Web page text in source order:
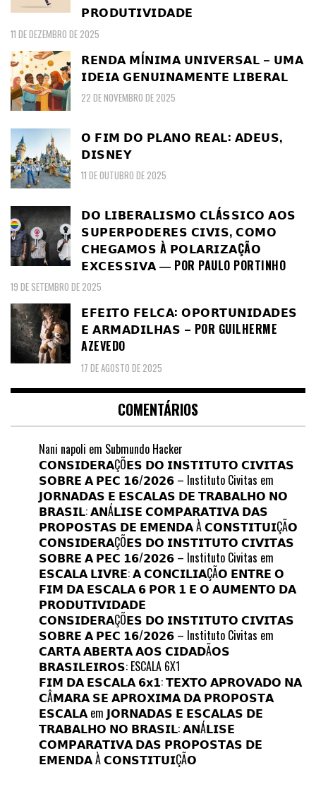
𝗣𝗥𝗢𝗗𝗨𝗧𝗜𝗩𝗜𝗗𝗔𝗗𝗘
11 DE DEZEMBRO DE 2025
𝗥𝗘𝗡𝗗𝗔 𝗠Í𝗡𝗜𝗠𝗔 𝗨𝗡𝗜𝗩𝗘𝗥𝗦𝗔𝗟 – 𝗨𝗠𝗔
𝗜𝗗𝗘𝗜𝗔 𝗚𝗘𝗡𝗨𝗜𝗡𝗔𝗠𝗘𝗡𝗧𝗘 𝗟𝗜𝗕𝗘𝗥𝗔𝗟
22 DE NOVEMBRO DE 2025
𝗢 𝗙𝗜𝗠 𝗗𝗢 𝗣𝗟𝗔𝗡𝗢 𝗥𝗘𝗔𝗟: 𝗔𝗗𝗘𝗨𝗦,
𝗗𝗜𝗦𝗡𝗘𝗬
11 DE OUTUBRO DE 2025
𝗗𝗢 𝗟𝗜𝗕𝗘𝗥𝗔𝗟𝗜𝗦𝗠𝗢 𝗖𝗟Á𝗦𝗦𝗜𝗖𝗢 𝗔𝗢𝗦
𝗦𝗨𝗣𝗘𝗥𝗣𝗢𝗗𝗘𝗥𝗘𝗦 𝗖𝗜𝗩𝗜𝗦, 𝗖𝗢𝗠𝗢
𝗖𝗛𝗘𝗚𝗔𝗠𝗢𝗦 À 𝗣𝗢𝗟𝗔𝗥𝗜𝗭𝗔ÇÃ𝗢
𝗘𝗫𝗖𝗘𝗦𝗦𝗜𝗩𝗔 ― POR PAULO PORTINHO
19 DE SETEMBRO DE 2025
𝗘𝗙𝗘𝗜𝗧𝗢 𝗙𝗘𝗟𝗖𝗔: 𝗢𝗣𝗢𝗥𝗧𝗨𝗡𝗜𝗗𝗔𝗗𝗘𝗦
𝗘 𝗔𝗥𝗠𝗔𝗗𝗜𝗟𝗛𝗔𝗦 – POR GUILHERME
AZEVEDO
17 DE AGOSTO DE 2025
COMENTÁRIOS
Nani napoli em Submundo Hacker
𝗖𝗢𝗡𝗦𝗜𝗗𝗘𝗥𝗔ÇÕ𝗘𝗦 𝗗𝗢 𝗜𝗡𝗦𝗧𝗜𝗧𝗨𝗧𝗢 𝗖𝗜𝗩𝗜𝗧𝗔𝗦
𝗦𝗢𝗕𝗥𝗘 𝗔 𝗣𝗘𝗖 𝟭𝟲/𝟮𝟬𝟮𝟲 – Instituto Civitas em
𝗝𝗢𝗥𝗡𝗔𝗗𝗔𝗦 𝗘 𝗘𝗦𝗖𝗔𝗟𝗔𝗦 𝗗𝗘 𝗧𝗥𝗔𝗕𝗔𝗟𝗛𝗢 𝗡𝗢
𝗕𝗥𝗔𝗦𝗜𝗟: 𝗔𝗡Á𝗟𝗜𝗦𝗘 𝗖𝗢𝗠𝗣𝗔𝗥𝗔𝗧𝗜𝗩𝗔 𝗗𝗔𝗦
𝗣𝗥𝗢𝗣𝗢𝗦𝗧𝗔𝗦 𝗗𝗘 𝗘𝗠𝗘𝗡𝗗𝗔 À 𝗖𝗢𝗡𝗦𝗧𝗜𝗧𝗨𝗜ÇÃ𝗢
𝗖𝗢𝗡𝗦𝗜𝗗𝗘𝗥𝗔ÇÕ𝗘𝗦 𝗗𝗢 𝗜𝗡𝗦𝗧𝗜𝗧𝗨𝗧𝗢 𝗖𝗜𝗩𝗜𝗧𝗔𝗦
𝗦𝗢𝗕𝗥𝗘 𝗔 𝗣𝗘𝗖 𝟭𝟲/𝟮𝟬𝟮𝟲 – Instituto Civitas em
𝗘𝗦𝗖𝗔𝗟𝗔 𝗟𝗜𝗩𝗥𝗘: 𝗔 𝗖𝗢𝗡𝗖𝗜𝗟𝗜𝗔ÇÃ𝗢 𝗘𝗡𝗧𝗥𝗘 𝗢
𝗙𝗜𝗠 𝗗𝗔 𝗘𝗦𝗖𝗔𝗟𝗔 𝟲 𝗣𝗢𝗥 𝟭 𝗘 𝗢 𝗔𝗨𝗠𝗘𝗡𝗧𝗢 𝗗𝗔
𝗣𝗥𝗢𝗗𝗨𝗧𝗜𝗩𝗜𝗗𝗔𝗗𝗘
𝗖𝗢𝗡𝗦𝗜𝗗𝗘𝗥𝗔ÇÕ𝗘𝗦 𝗗𝗢 𝗜𝗡𝗦𝗧𝗜𝗧𝗨𝗧𝗢 𝗖𝗜𝗩𝗜𝗧𝗔𝗦
𝗦𝗢𝗕𝗥𝗘 𝗔 𝗣𝗘𝗖 𝟭𝟲/𝟮𝟬𝟮𝟲 – Instituto Civitas em
𝗖𝗔𝗥𝗧𝗔 𝗔𝗕𝗘𝗥𝗧𝗔 𝗔𝗢𝗦 𝗖𝗜𝗗𝗔𝗗Ã𝗢𝗦
𝗕𝗥𝗔𝗦𝗜𝗟𝗘𝗜𝗥𝗢𝗦: ESCALA 6X1
𝗙𝗜𝗠 𝗗𝗔 𝗘𝗦𝗖𝗔𝗟𝗔 𝟲𝘅𝟭: 𝗧𝗘𝗫𝗧𝗢 𝗔𝗣𝗥𝗢𝗩𝗔𝗗𝗢 𝗡𝗔
𝗖Â𝗠𝗔𝗥𝗔 𝗦𝗘 𝗔𝗣𝗥𝗢𝗫𝗜𝗠𝗔 𝗗𝗔 𝗣𝗥𝗢𝗣𝗢𝗦𝗧𝗔
𝗘𝗦𝗖𝗔𝗟𝗔em 𝗝𝗢𝗥𝗡𝗔𝗗𝗔𝗦 𝗘 𝗘𝗦𝗖𝗔𝗟𝗔𝗦 𝗗𝗘
𝗧𝗥𝗔𝗕𝗔𝗟𝗛𝗢 𝗡𝗢 𝗕𝗥𝗔𝗦𝗜𝗟: 𝗔𝗡Á𝗟𝗜𝗦𝗘
𝗖𝗢𝗠𝗣𝗔𝗥𝗔𝗧𝗜𝗩𝗔 𝗗𝗔𝗦 𝗣𝗥𝗢𝗣𝗢𝗦𝗧𝗔𝗦 𝗗𝗘
𝗘𝗠𝗘𝗡𝗗𝗔 À 𝗖𝗢𝗡𝗦𝗧𝗜𝗧𝗨𝗜ÇÃ𝗢